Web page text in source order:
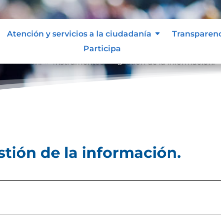
Atención y servicios a la ciudadanía
Participa
de la información.